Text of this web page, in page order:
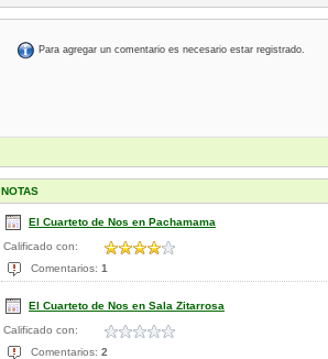
Para agregar un comentario es necesario estar registrado.
NOTAS
El Cuarteto de Nos en Pachamama
Calificado con:
Comentarios: 1
El Cuarteto de Nos en Sala Zitarrosa
Calificado con:
Comentarios: 2